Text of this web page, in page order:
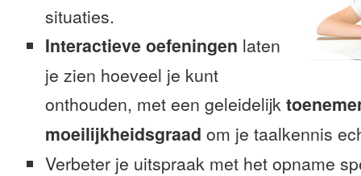
situaties.
Interactieve oefeningen laten
je zien hoeveel je kunt
onthouden, met een geleidelijk
moeilijkheidsgraad om je taalkennis
Verbeter je uitspraak met het opname